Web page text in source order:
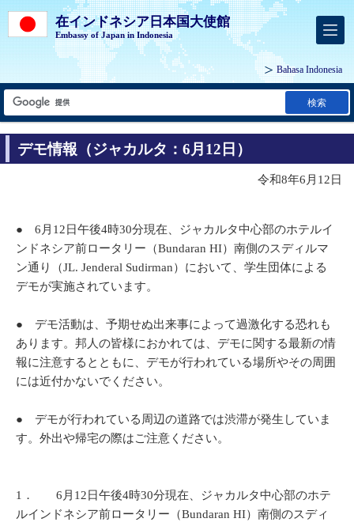
在インドネシア日本国大使館
Embassy of Japan in Indonesia
Bahasa Indonesia
検索
デモ情報（ジャカルタ：6月12日）
令和8年6月12日
● 6月12日午後4時30分現在、ジャカルタ中心部のホテルイ
ンドネシア前ロータリー（Bundaran HI）南側のスディルマ
ン通り（JL. Jenderal Sudirman）において、学生団体による
デモが実施されています。
● デモ活動は、予期せぬ出来事によって過激化する恐れも
あります。邦人の皆様におかれては、デモに関する最新の情
報に注意するとともに、デモが行われている場所やその周囲
には近付かないでください。
● デモが行われている周辺の道路では渋滞が発生していま
す。外出や帰宅の際はご注意ください。
1． 6月12日午後4時30分現在、ジャカルタ中心部のホテ
ルインドネシア前ロータリー（Bundaran HI）南側のスディ